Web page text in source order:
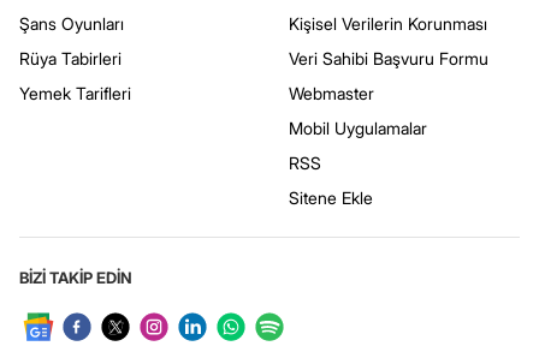
Şans Oyunları
Rüya Tabirleri
Yemek Tarifleri
Kişisel Verilerin Korunması
Veri Sahibi Başvuru Formu
Webmaster
Mobil Uygulamalar
RSS
Sitene Ekle
BİZİ TAKİP EDİN